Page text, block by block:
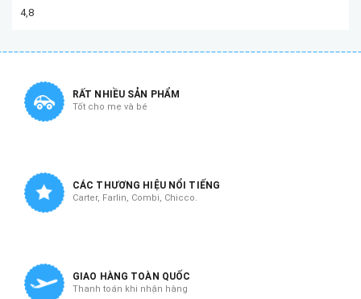
4,8
RẤT NHIỀU SẢN PHẨM
Tốt cho mẹ và bé
CÁC THƯƠNG HIỆU NỔI TIẾNG
Carter, Farlin, Combi, Chicco.
GIAO HÀNG TOÀN QUỐC
Thanh toán khi nhận hàng